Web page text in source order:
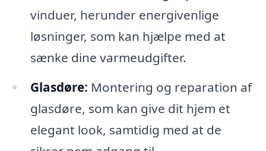
vinduer, herunder energivenlige
løsninger, som kan hjælpe med at
sænke dine varmeudgifter.
Glasdøre: Montering og reparation af
glasdøre, som kan give dit hjem et
elegant look, samtidig med at de